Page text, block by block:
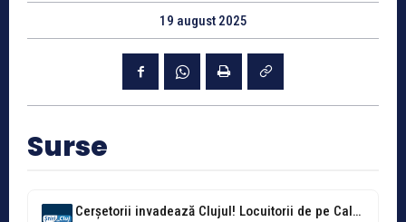
19 august 2025
Surse
Cerșetorii invadează Clujul! Locuitorii de pe Calea Turzii cer ajutorul Poliției Locale:...